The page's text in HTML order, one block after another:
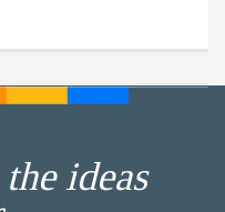
ideas